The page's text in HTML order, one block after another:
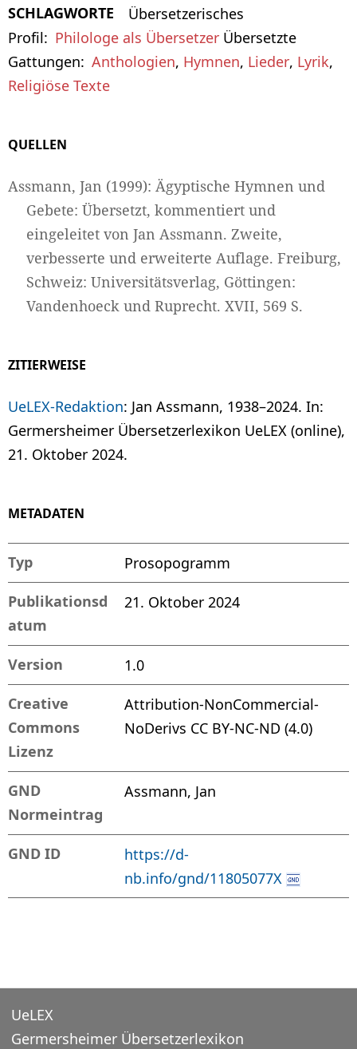
SCHLAGWORTE
Übersetzerisches
Profil
Philologe als Übersetzer Übersetzte
Gattungen
Anthologien, Hymnen, Lieder, Lyrik,
Religiöse Texte
QUELLEN
Assmann, Jan (1999): Ägyptische Hymnen und
Gebete: Übersetzt, kommentiert und
eingeleitet von Jan Assmann. Zweite,
verbesserte und erweiterte Auflage. Freiburg,
Schweiz: Universitätsverlag, Göttingen:
Vandenhoeck und Ruprecht. XVII, 569 S.
ZITIERWEISE
UeLEX-Redaktion: Jan Assmann, 1938–2024. In:
Germersheimer Übersetzerlexikon UeLEX (online),
21. Oktober 2024.
METADATEN
Typ Prosopogramm
Publikationsd
atum
21. Oktober 2024
Version 1.0
Creative
Commons
Lizenz
Attribution-NonCommercial-
NoDerivs CC BY-NC-ND (4.0)
GND
Normeintrag
Assmann, Jan
GND ID
https://d-
nb.info/gnd/11805077X
UeLEX
Germersheimer Übersetzerlexikon